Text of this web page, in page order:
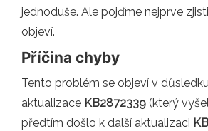
jednoduše. Ale pojďme nejprve
objeví.
Příčina chyby
Tento problém se objeví v
aktualizace KB2872339 (který
předtím došlo k další aktualizaci